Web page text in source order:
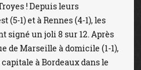
! Depuis leurs
(5-1) et à Rennes (4-1), les
signé un joli 8 sur 12. Après
de Marseille à domicile (1-1),
à Bordeaux dans le